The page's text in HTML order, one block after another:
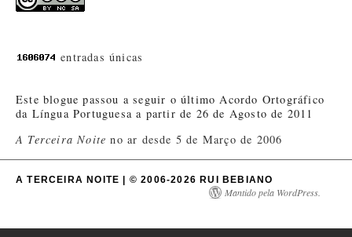
entradas únicas
Este blogue passou a seguir o último Acordo Ortográfico
da Língua Portuguesa a partir de 26 de Agosto de 2011
A Terceira Noite no ar desde 5 de Março de 2006
A TERCEIRA NOITE | © 2006-2026 RUI BEBIANO
Mantido pela WordPress.